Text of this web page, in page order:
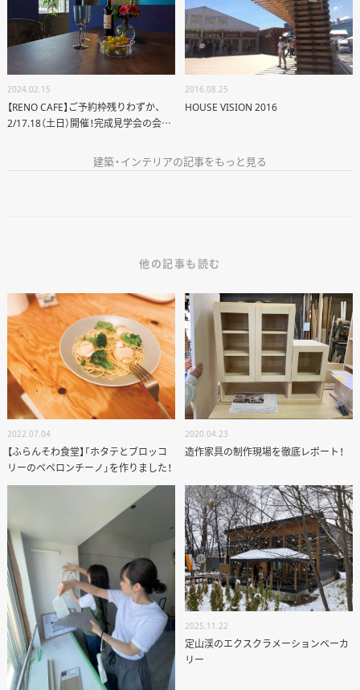
2024.02.15
【RENO CAFE】ご予約枠残りわずか、
2/17.18（土日）開催！完成見学会の会場
2016.08.25
HOUSE VISION 2016
建築・インテリアの記事をもっと見る
他の記事も読む
2022.07.04
【ふらんそわ食堂】「ホタテとブロッコ
リーのペペロンチーノ」を作りました！
2020.04.23
造作家具の制作現場を徹底レポート！
2025.11.22
定山渓のエクスクラメーションベーカ
リー